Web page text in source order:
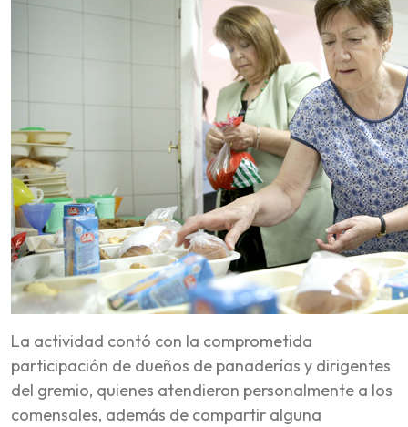
La actividad contó con la comprometida
participación de dueños de panaderías y dirigentes
del gremio, quienes atendieron personalmente a los
comensales, además de compartir alguna